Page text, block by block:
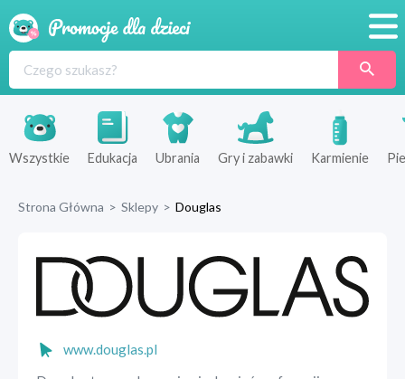
Produkty
Sklepy
Wszystkie Edukacja Ubrania Gry i zabawki Karmienie
Strona Główna > Sklepy > Douglas
www.douglas.pl